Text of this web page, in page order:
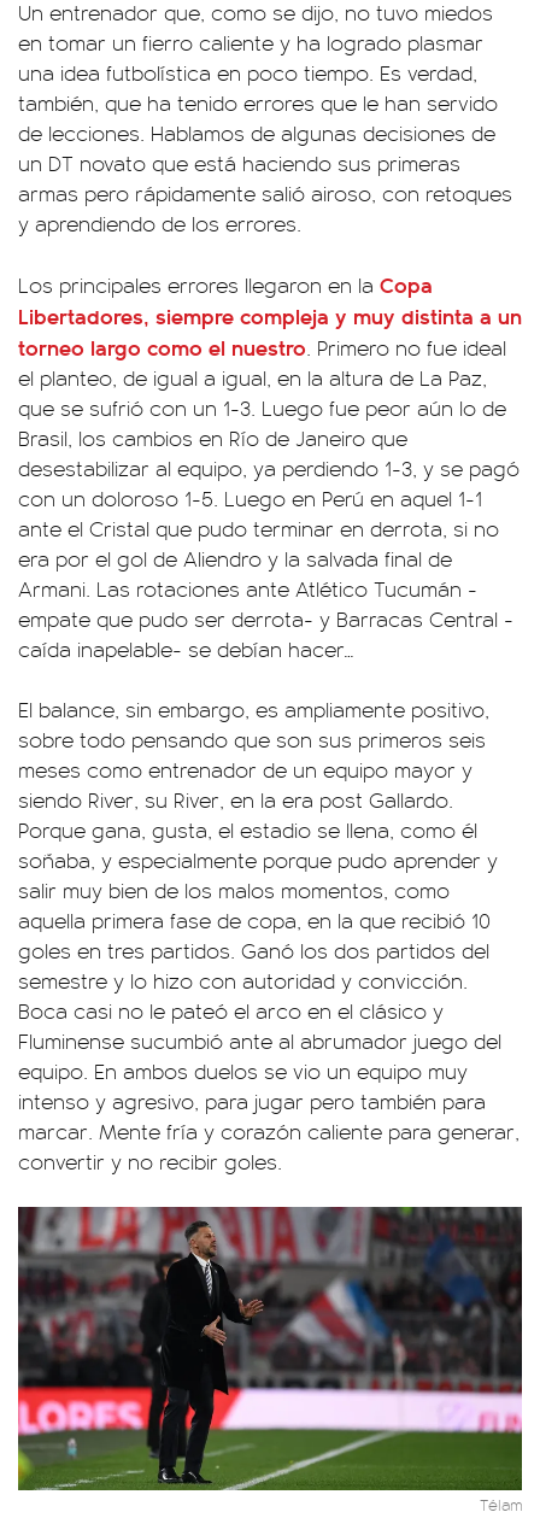
Un entrenador que, como se dijo, no tuvo miedos
en tomar un fierro caliente y ha logrado plasmar
una idea futbolística en poco tiempo. Es verdad,
también, que ha tenido errores que le han servido
de lecciones. Hablamos de algunas decisiones de
un DT novato que está haciendo sus primeras
armas pero rápidamente salió airoso, con retoques
y aprendiendo de los errores.
Los principales errores llegaron en la Copa
Libertadores, siempre compleja y muy distinta a un
torneo largo como el nuestro. Primero no fue ideal
el planteo, de igual a igual, en la altura de La Paz,
que se sufrió con un 1-3. Luego fue peor aún lo de
Brasil, los cambios en Río de Janeiro que
desestabilizar al equipo, ya perdiendo 1-3, y se pagó
con un doloroso 1-5. Luego en Perú en aquel 1-1
ante el Cristal que pudo terminar en derrota, si no
era por el gol de Aliendro y la salvada final de
Armani. Las rotaciones ante Atlético Tucumán -
empate que pudo ser derrota- y Barracas Central -
caída inapelable- se debían hacer…
El balance, sin embargo, es ampliamente positivo,
sobre todo pensando que son sus primeros seis
meses como entrenador de un equipo mayor y
siendo River, su River, en la era post Gallardo.
Porque gana, gusta, el estadio se llena, como él
soñaba, y especialmente porque pudo aprender y
salir muy bien de los malos momentos, como
aquella primera fase de copa, en la que recibió 10
goles en tres partidos. Ganó los dos partidos del
semestre y lo hizo con autoridad y convicción.
Boca casi no le pateó el arco en el clásico y
Fluminense sucumbió ante al abrumador juego del
equipo. En ambos duelos se vio un equipo muy
intenso y agresivo, para jugar pero también para
marcar. Mente fría y corazón caliente para generar,
convertir y no recibir goles.
Télam